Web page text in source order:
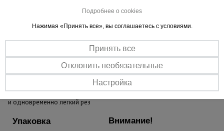
Крепежные винты поставляются в комплекте со сменной
Лезвия идеально подогнаны другу, обеспечивая ровный, точный
и одновременно легкий рез
Упаковка Внимание!
Подробнее о cookies
Нажимая «Принять все», вы соглашаетесь с условиями.
Принять все
Отклонить необязательные
Настройка